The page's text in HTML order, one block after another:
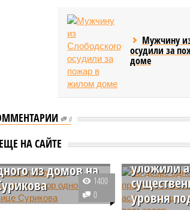
Мужчину
осудили за
доме
0
ЕЩЕ НА САЙТЕ
из-за проблем с
затопило
из домов на
из домов на
1400
0
Во дворе
Октября
уложили
уровня